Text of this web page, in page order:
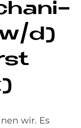
w/d)
wir. Es